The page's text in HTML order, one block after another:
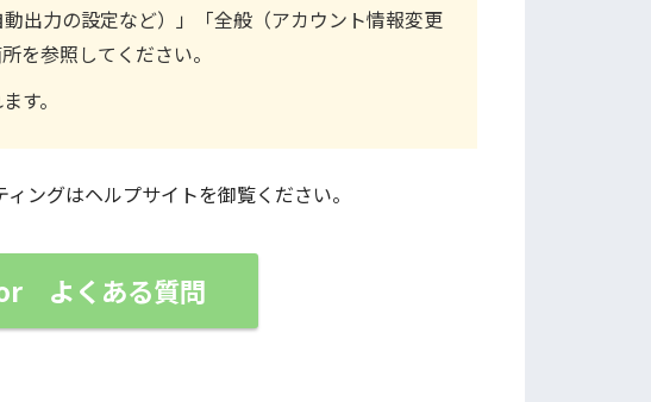
出力の設定など）」「全般（アカウント情報変更
を参照してください。
す。
ングはヘルプサイトを御覧ください。
よくある質問